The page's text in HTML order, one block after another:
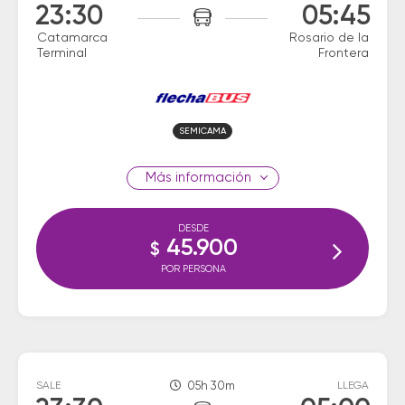
23:30
Catamarca
Terminal
05:45
Rosario de la
Frontera
SEMICAMA
información
DESDE
$ 45.900
POR PERSONA
SALE 05h 30m LLEGA